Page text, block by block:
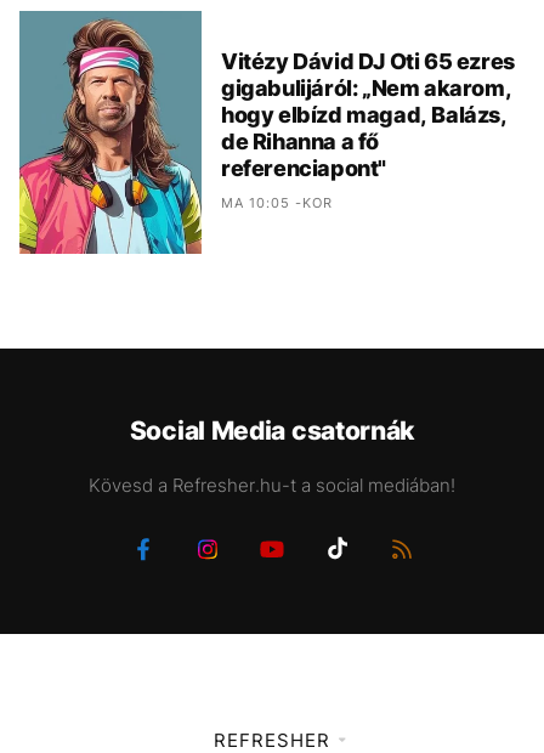
Vitézy Dávid DJ Oti 65 ezres
gigabulijáról: „Nem akarom,
hogy elbízd magad, Balázs,
de Rihanna a fő
referenciapont"
MA 10:05 -KOR
Social Media csatornák
Kövesd a Refresher.hu-t a social mediában!
REFRESHER